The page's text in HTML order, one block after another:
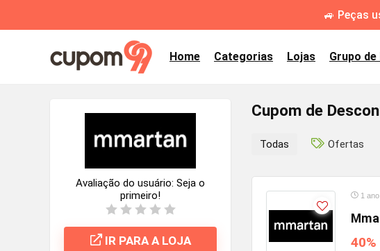
🚙 Peças
Home Categorias Lojas Grupo
Cupom de
Avaliação do usuário: Seja o
primeiro!
IR PARA A LOJA
Todas Ofertas
1
40%